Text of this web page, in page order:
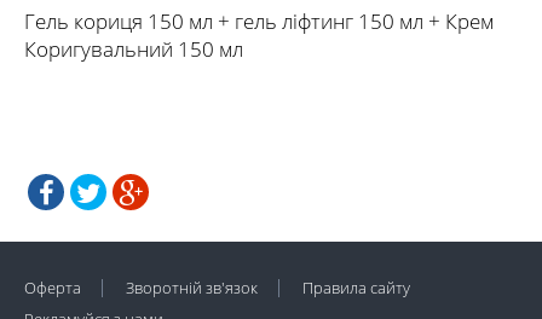
Гель кориця 150 мл + гель ліфтинг 150 мл + Крем
Коригувальний 150 мл
Оферта Зворотній зв'язок
Правила сайту